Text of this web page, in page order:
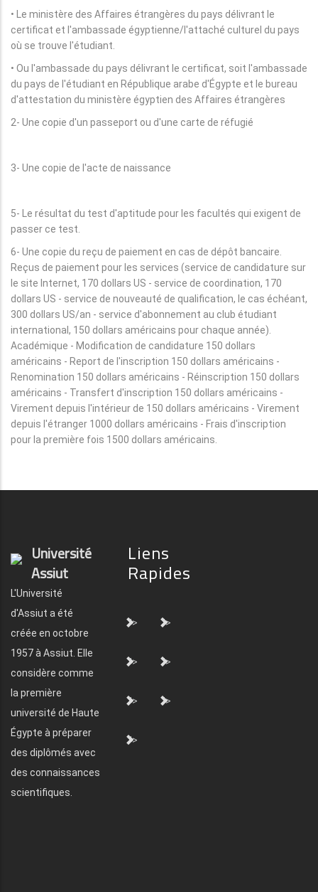
• Le ministère des Affaires étrangères du pays délivrant le
certificat et l'ambassade égyptienne/l'attaché culturel du pays
où se trouve l'étudiant.
• Ou l'ambassade du pays délivrant le certificat, soit l'ambassade
du pays de l'étudiant en République arabe d'Égypte et le bureau
d'attestation du ministère égyptien des Affaires étrangères
2- Une copie d'un passeport ou d'une carte de réfugié
3- Une copie de l'acte de naissance
5- Le résultat du test d'aptitude pour les facultés qui exigent de
passer ce test.
6- Une copie du reçu de paiement en cas de dépôt bancaire.
Reçus de paiement pour les services (service de candidature sur
le site Internet, 170 dollars US - service de coordination, 170
dollars US - service de nouveauté de qualification, le cas échéant,
300 dollars US/an - service d'abonnement au club étudiant
international, 150 dollars américains pour chaque année).
Académique - Modification de candidature 150 dollars
américains - Report de l'inscription 150 dollars américains -
Renomination 150 dollars américains - Réinscription 150 dollars
américains - Transfert d'inscription 150 dollars américains -
Virement depuis l'intérieur de 150 dollars américains - Virement
depuis l'étranger 1000 dollars américains - Frais d'inscription
pour la première fois 1500 dollars américains.
Université
Assiut
L'Université
d'Assiut a été
créée en octobre
1957 à Assiut. Elle
considère comme
la première
université de Haute
Égypte à préparer
des diplômés avec
des connaissances
scientifiques.
Liens
Rapides
"> ">
"> ">
"> ">
">